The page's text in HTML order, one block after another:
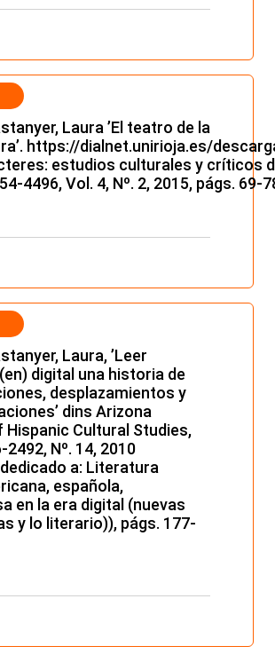
Laura ’El teatro de la
https://dialnet.unirioja.es/
estudios culturales y críticos
4496, Vol. 4, Nº. 2, 2015, págs. 69-
Laura, ’Leer
digital una historia de
desplazamientos y
dins Arizona
Hispanic Cultural Studies,
2492, Nº. 14, 2010
a: Literatura
española,
en la era digital (nuevas
y lo literario)), págs. 177-